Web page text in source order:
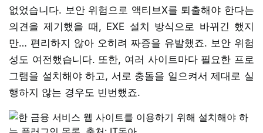
없었습니다. 보안 위험으로 액티브X를 퇴출해야 한다는
의견을 제기했을 때, EXE 설치 방식으로 바뀌긴 했지
만… 편리하지 않아 오히려 짜증을 유발했죠. 보안 위험
성도 여전했습니다. 또한, 여러 사이트마다 필요한 프로
그램을 설치해야 하고, 서로 충돌을 일으켜서 제대로 실
행하지 않는 경우도 빈번했죠.